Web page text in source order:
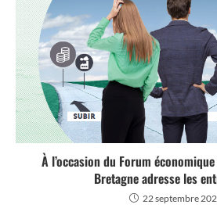
À l’occasion du Forum économique
Bretagne adresse les
22 septembre